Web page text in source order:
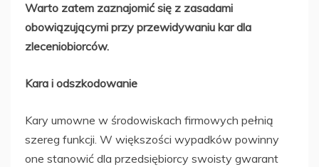
Warto zatem zaznajomić się z zasadami
obowiązującymi przy przewidywaniu kar dla
zleceniobiorców.
Kara i odszkodowanie
Kary umowne w środowiskach firmowych pełnią
szereg funkcji. W większości wypadków powinny
one stanowić dla przedsiębiorcy swoisty gwarant